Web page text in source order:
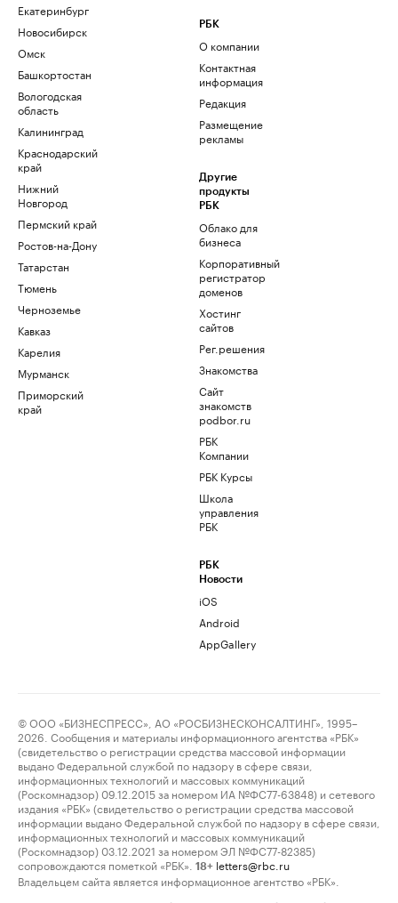
Екатеринбург
Новосибирск
Омск
Башкортостан
Вологодская
область
Калининград
Краснодарский
край
Нижний
Новгород
Пермский край
Ростов-на-Дону
Татарстан
Тюмень
Черноземье
Кавказ
Карелия
Мурманск
Приморский
край
РБК
О компании
Контактная
информация
Редакция
Размещение
рекламы
Другие
продукты
РБК
Облако для
бизнеса
Корпоративный
регистратор
доменов
Хостинг
сайтов
Рег.решения
Знакомства
Сайт
знакомств
podbor.ru
РБК
Компании
РБК Курсы
Школа
управления
РБК
РБК
Новости
iOS
Android
AppGallery
© ООО «БИЗНЕСПРЕСС», АО «РОСБИЗНЕСКОНСАЛТИНГ», 1995–
2026. Сообщения и материалы информационного агентства «РБК»
(свидетельство о регистрации средства массовой информации
выдано Федеральной службой по надзору в сфере связи,
информационных технологий и массовых коммуникаций
(Роскомнадзор) 09.12.2015 за номером ИА №ФС77-63848) и сетевого
издания «РБК» (свидетельство о регистрации средства массовой
информации выдано Федеральной службой по надзору в сфере связи,
информационных технологий и массовых коммуникаций
(Роскомнадзор) 03.12.2021 за номером ЭЛ №ФС77-82385)
сопровождаются пометкой «РБК».
18+ letters@rbc.ru
Владельцем сайта является информационное агентство «РБК».